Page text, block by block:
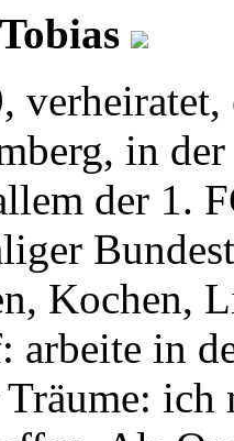
in
der 1.
Kochen,
arbeite in
ich